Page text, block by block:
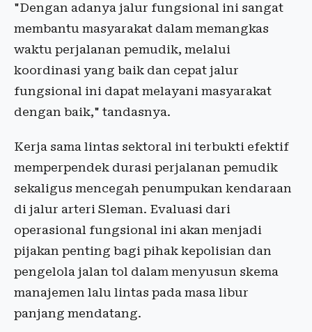
"Dengan adanya jalur fungsional ini sangat
membantu masyarakat dalam memangkas
waktu perjalanan pemudik, melalui
koordinasi yang baik dan cepat jalur
fungsional ini dapat melayani masyarakat
dengan baik," tandasnya.
Kerja sama lintas sektoral ini terbukti efektif
memperpendek durasi perjalanan pemudik
sekaligus mencegah penumpukan kendaraan
di jalur arteri Sleman. Evaluasi dari
operasional fungsional ini akan menjadi
pijakan penting bagi pihak kepolisian dan
pengelola jalan tol dalam menyusun skema
manajemen lalu lintas pada masa libur
panjang mendatang.